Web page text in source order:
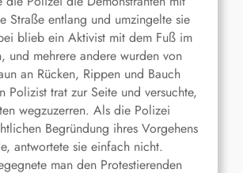
Straße entlang und umzingelte sie
blieb ein Aktivist mit dem Fuß im
und mehrere andere wurden von
an Rücken, Rippen und Bauch
Polizist trat zur Seite und versuchte,
wegzuzerren. Als die Polizei
Begründung ihres Vorgehens
antwortete sie einfach nicht.
man den Protestierenden